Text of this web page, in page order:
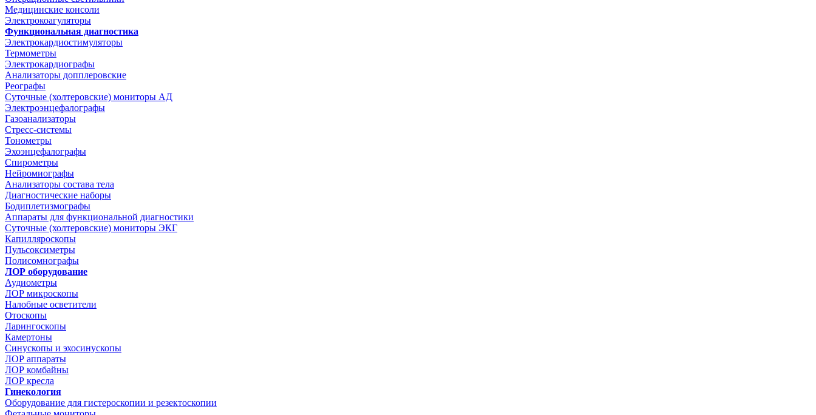
Медицинские консоли
Электрокоагуляторы
Функциональная диагностика
Электрокардиостимуляторы
Термометры
Электрокардиографы
Анализаторы допплеровские
Реографы
Суточные (холтеровские) мониторы АД
Электроэнцефалографы
Газоанализаторы
Стресс-системы
Тонометры
Эхоэнцефалографы
Спирометры
Нейромиографы
Анализаторы состава тела
Диагностические наборы
Бодиплетизмографы
Аппараты для функциональной диагностики
Суточные (холтеровские) мониторы ЭКГ
Капилляроскопы
Пульсоксиметры
Полисомнографы
ЛОР оборудование
Аудиометры
ЛОР микроскопы
Налобные осветители
Отоскопы
Ларингоскопы
Камертоны
Синускопы и эхосинускопы
ЛОР аппараты
ЛОР комбайны
ЛОР кресла
Гинекология
Оборудование для гистероскопии и резектоскопии